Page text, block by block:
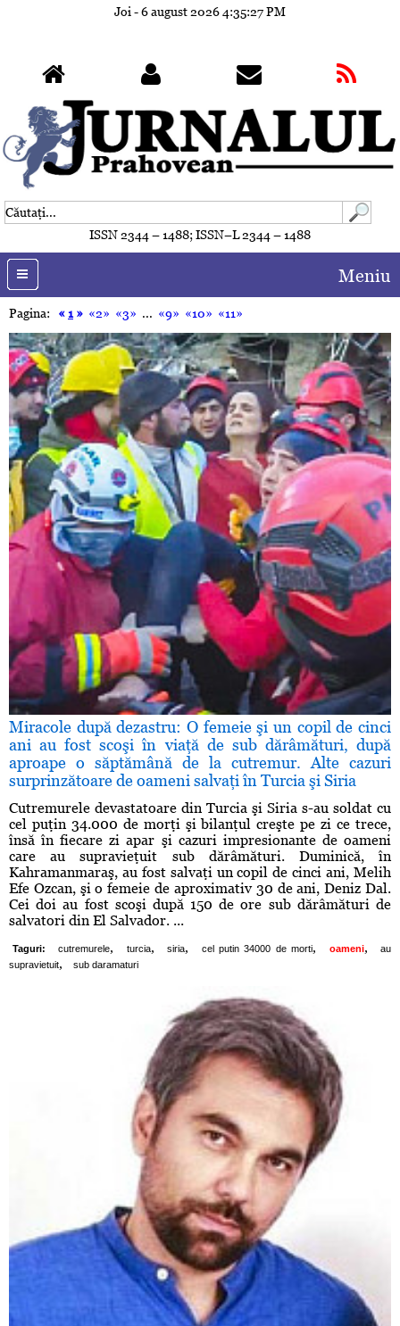
Joi - 6 august 20264:35:30 PM
ISSN 2344 – 1488; ISSN–L 2344 – 1488
Meniu
Pagina: «1» «2» «3» ... «9» «10» «11»
Miracole după dezastru: O femeie şi un copil de cinci
ani au fost scoşi în viaţă de sub dărâmături, după
aproape o săptămână de la cutremur. Alte cazuri
surprinzătoare de oameni salvaţi în Turcia şi Siria
Cutremurele devastatoare din Turcia şi Siria s-au soldat cu
cel puţin 34.000 de morţi şi bilanţul creşte pe zi ce trece,
însă în fiecare zi apar şi cazuri impresionante de oameni
care au supravieţuit sub dărâmături. Duminică, în
Kahramanmaraş, au fost salvaţi un copil de cinci ani, Melih
Efe Ozcan, şi o femeie de aproximativ 30 de ani, Deniz Dal.
Cei doi au fost scoşi după 150 de ore sub dărâmături de
salvatori din El Salvador. ...
Taguri: cutremurele, turcia, siria, cel putin 34000 de morti, oameni,
au
supravietuit, sub daramaturi